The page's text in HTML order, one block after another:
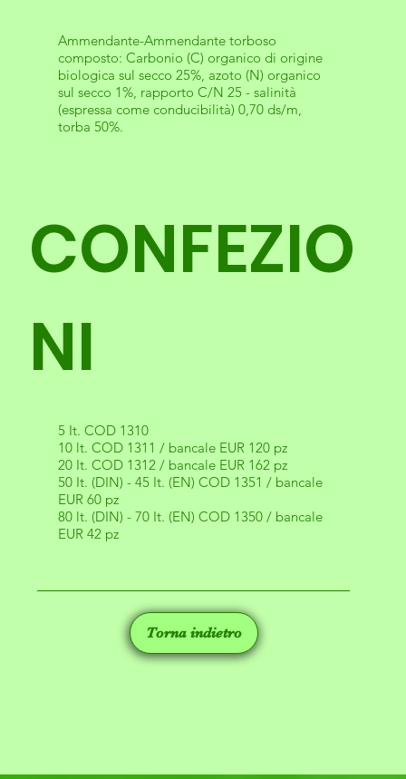
Ammendante-Ammendante torboso
composto: Carbonio (C) organico di origine
biologica sul secco 25%, azoto (N) organico
sul secco 1%, rapporto C/N 25 - salinità
(espressa come conducibilità) 0,70 ds/m,
torba 50%.
CONFEZIO
NI
5 It. COD 1310
10 lt. COD 1311 / bancale EUR 120 pz
20 It. COD 1312 / bancale EUR 162 pz
50 It. (DIN) - 45 It. (EN) COD 1351 / bancale
EUR 60 pz
80 lt. (DIN) - 70 It. (EN) COD 1350 / bancale
EUR 42 pz
Torna indietro